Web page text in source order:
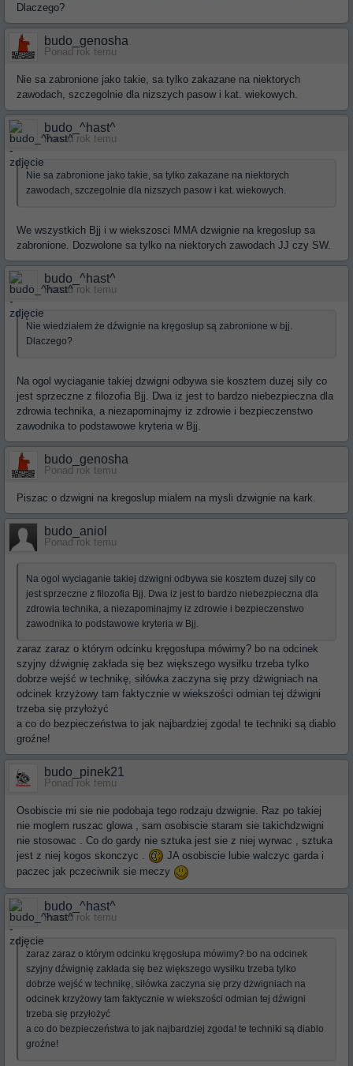
Dlaczego?
budo_genosha
Ponad rok temu
Nie sa zabronione jako takie, sa tylko zakazane na niektorych
zawodach, szczegolnie dla nizszych pasow i kat. wiekowych.
budo_^hast^
Ponad rok temu
Nie sa zabronione jako takie, sa tylko zakazane na niektorych
zawodach, szczegolnie dla nizszych pasow i kat. wiekowych.
We wszystkich Bjj i w wiekszosci MMA dzwignie na kregoslup sa
zabronione. Dozwolone sa tylko na niektorych zawodach JJ czy SW.
budo_^hast^
Ponad rok temu
Nie wiedziałem że dźwignie na kręgosłup są zabronione w bjj.
Dlaczego?
Na ogol wyciaganie takiej dzwigni odbywa sie kosztem duzej sily co
jest sprzeczne z filozofia Bjj. Dwa iz jest to bardzo niebezpieczna dla
zdrowia technika, a niezapominajmy iz zdrowie i bezpieczenstwo
zawodnika to podstawowe kryteria w Bjj.
budo_genosha
Ponad rok temu
Piszac o dzwigni na kregoslup mialem na mysli dzwignie na kark.
budo_aniol
Ponad rok temu
Na ogol wyciaganie takiej dzwigni odbywa sie kosztem duzej sily co
jest sprzeczne z filozofia Bjj. Dwa iz jest to bardzo niebezpieczna dla
zdrowia technika, a niezapominajmy iz zdrowie i bezpieczenstwo
zawodnika to podstawowe kryteria w Bjj.
zaraz zaraz o którym odcinku kręgosłupa mówimy? bo na odcinek
szyjny dźwignię zakłada się bez większego wysiłku trzeba tylko
dobrze wejść w technikę, siłówka zaczyna się przy dżwigniach na
odcinek krzyżowy tam faktycznie w wiekszości odmian tej dźwigni
trzeba się przyłożyć
a co do bezpieczeństwa to jak najbardziej zgoda! te techniki są diablo
groźne!
budo_pinek21
Ponad rok temu
Osobiscie mi sie nie podobaja tego rodzaju dzwignie. Raz po takiej
nie moglem ruszac glowa , sam osobiscie staram sie takichdzwigni
nie stosowac . Co do gardy nie sztuka jest sie z niej wyrwac , sztuka
jest z niej kogos skonczyc .
JA osobiscie lubie walczyc garda i
paczec jak pczeciwnik sie meczy
budo_^hast^
Ponad rok temu
zaraz zaraz o którym odcinku kręgosłupa mówimy? bo na odcinek
szyjny dźwignię zakłada się bez większego wysiłku trzeba tylko
dobrze wejść w technikę, siłówka zaczyna się przy dżwigniach na
odcinek krzyżowy tam faktycznie w wiekszości odmian tej dźwigni
trzeba się przyłożyć
a co do bezpieczeństwa to jak najbardziej zgoda! te techniki są diablo
groźne!